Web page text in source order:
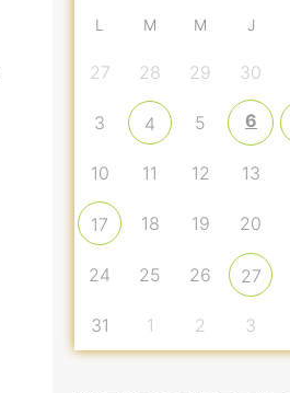
L M M J
27 28 29 30
3 4 5 6
10 11 12 13
17 18 19 20
24 25 26 27
31 1 2 3